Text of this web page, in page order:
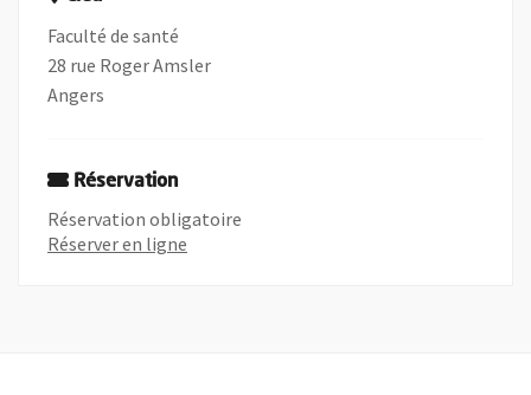
Faculté de santé
28 rue Roger Amsler
Angers
Réservation
Réservation obligatoire
Réserver en ligne